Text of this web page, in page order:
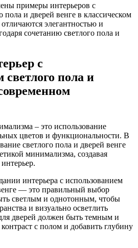
примеры интерьеров с
пола и дверей венге в классическом
элегантностью и
сочетанию светлого пола и
с
светлого пола и
– это использование
цветов и функциональности. В
светлого пола и дверей венге
минимализма, создавая
интерьера с использованием
— это правильный выбор
светлым и однотонным, чтобы
и визуально осветлить
дверей должен быть темным и
с полом и добавить глубину